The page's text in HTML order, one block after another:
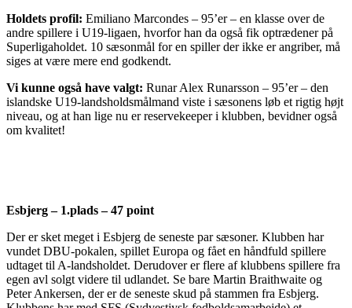
Holdets profil: Emiliano Marcondes – 95’er – en klasse over de
andre spillere i U19-ligaen, hvorfor han da også fik optrædener på
Superligaholdet. 10 sæsonmål for en spiller der ikke er angriber, må
siges at være mere end godkendt.
Vi kunne også have valgt: Runar Alex Runarsson – 95’er – den
islandske U19-landsholdsmålmand viste i sæsonens løb et rigtig højt
niveau, og at han lige nu er reservekeeper i klubben, bevidner også
om kvalitet!
Esbjerg – 1.plads – 47 point
Der er sket meget i Esbjerg de seneste par sæsoner. Klubben har
vundet DBU-pokalen, spillet Europa og fået en håndfuld spillere
udtaget til A-landsholdet. Derudover er flere af klubbens spillere fra
egen avl solgt videre til udlandet. Se bare Martin Braithwaite og
Peter Ankersen, der er de seneste skud på stammen fra Esbjerg.